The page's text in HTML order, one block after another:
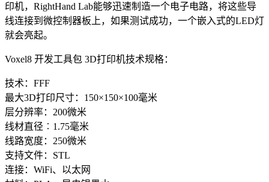
印机，RightHand Lab能够迅速制造一个电子电路，将这些导
线连接到微控制器板上，如果测试成功，一个嵌入式的LED灯
就会亮起。
Voxel8 开发工具包 3D打印机技术规格：
技术：FFF
最大3D打印尺寸：150×150×100毫米
层分辨率：200微米
线材直径︰1.75毫米
线路宽度：250微米
支持文件：STL
连接：WiFi、以太网